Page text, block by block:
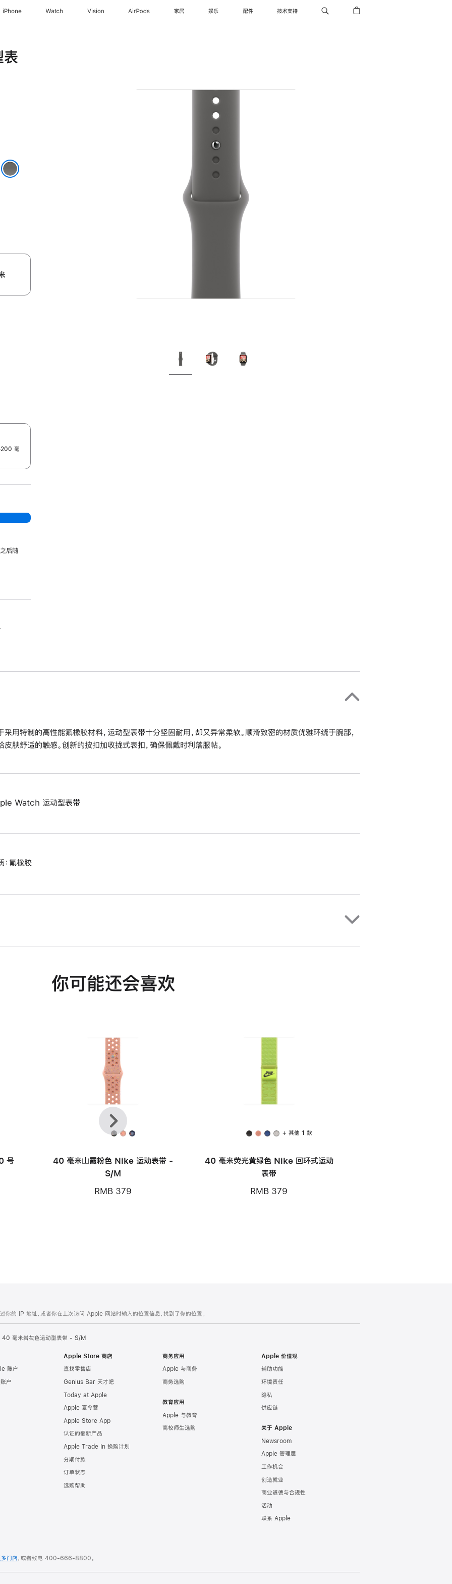
iPhone Watch Vision AirPods 家居 娱乐 配件 技术支持
毫
后随
采用特制的高性能氟橡胶材料，运动型表带十分坚固耐用，却又异常柔软。顺滑致密的材质优雅环绕于腕部，
皮肤舒适的触感。创新的按扣加收拢式表扣，确保佩戴时利落服帖。
Watch 运动型表带
：氟橡胶
你可能还会喜欢
号
40 毫米山霞粉色 Nike 运动表带 -
S/M
RMB 379
+ 其他 1 款
40 毫米荧光黄绿色 Nike 回环式运动
表带
RMB 379
上
一
个
下
一
个
你的 IP 地址，或者你在上次访问 Apple 网站时输入的位置信息，找到了你的位置。
40 毫米岩灰色运动型表带 - S/M
账户
户
Apple Store 商店
查找零售店
Genius Bar 天才吧
Today at Apple
Apple 夏令营
Apple Store App
认证的翻新产品
Apple Trade In 换购计划
分期付款
订单状态
选购帮助
商务应用
Apple 与商务
商务选购
教育应用
Apple 与教育
高校师生选购
Apple 价值观
辅助功能
环境责任
隐私
供应链
关于 Apple
Newsroom
Apple 管理层
工作机会
创造就业
商业道德与合规性
活动
联系 Apple
多门店，或者致电 400-666-8800。